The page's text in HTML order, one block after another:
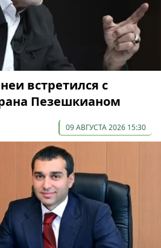
встретился с
Пезешкианом
09 АВГУСТА 2026 15:30